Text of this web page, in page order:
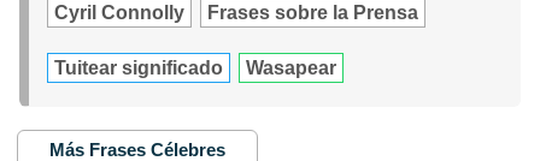
Cyril Connolly Frases sobre la Prensa
Tuitear significado Wasapear
Más Frases Célebres